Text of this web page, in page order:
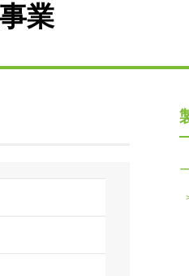
ートガバナンス
財務・業績推移
Enviroment（環境）
業